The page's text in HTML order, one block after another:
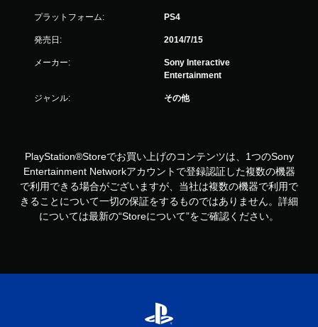
プラットフォーム: PS4
発売日: 2014/7/15
メーカー:
Sony Interactive
Entertainment
ジャンル: その他
PlayStation®Storeでお買い上げのコンテンツは、1つのSony
Entertainment Networkアカウントで登録認証した複数の機器
で利用できる場合がございますが、当社は複数の機器で利用で
きることについて一切の保証をするものではありません。詳細
については最新の“Storeについて”をご確認ください。